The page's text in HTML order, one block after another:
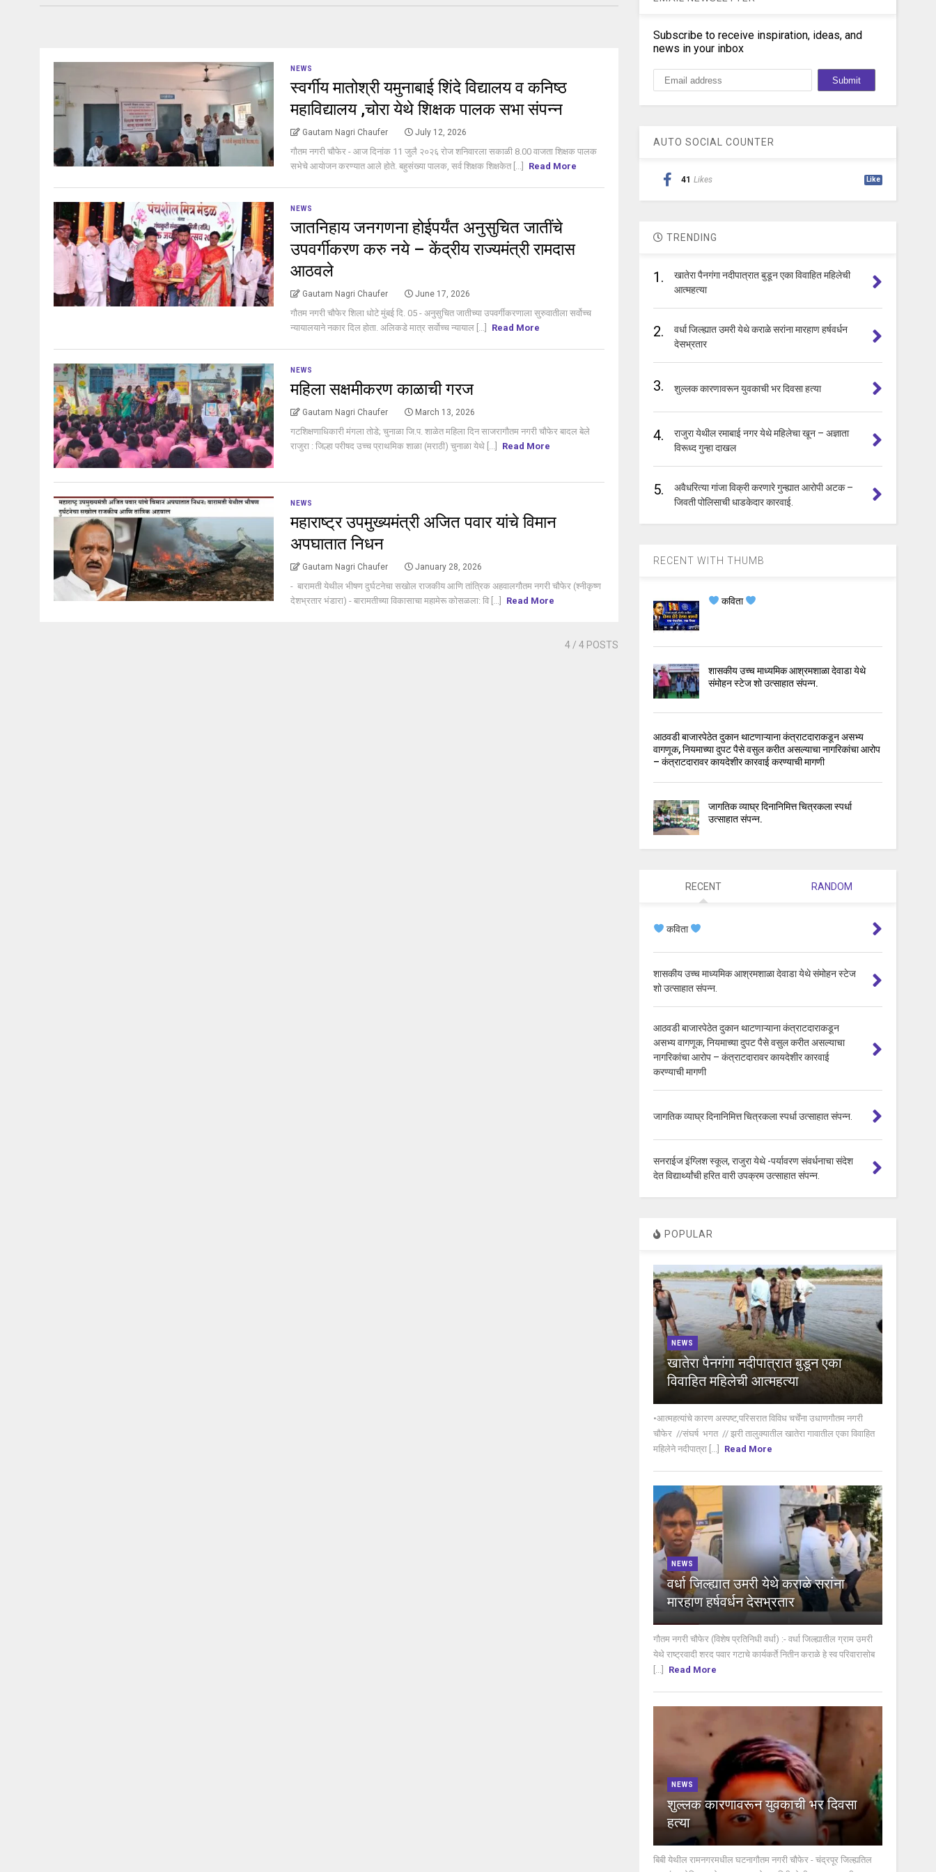
NEWS
स्वर्गीय मातोश्री यमुनाबाई शिंदे विद्यालय व कनिष्ठ
महाविद्यालय ,चोरा येथे शिक्षक पालक सभा संपन्न
Gautam Nagri Chaufer July 12, 2026
गौतम नगरी चौफेर - आज दिनांक 11 जुलै २०२६ रोज शनिवारला सकाळी 8.00 वाजता शिक्षक पालक
सभेचे आयोजन करण्यात आले होते. बहुसंख्या पालक, सर्व शिक्षक शिक्षकेत [...]
Read More
NEWS
जातनिहाय जनगणना होईपर्यंत अनुसुचित जातींचे
उपवर्गीकरण करु नये – केंद्रीय राज्यमंत्री रामदास
आठवले
Gautam Nagri Chaufer June 17, 2026
गौतम नगरी चौफेर शिला धोटे मुंबई दि. 05 - अनुसुचित जातीच्या उपवर्गीकरणाला सुरुवातीला सर्वोच्च
न्यायालयाने नकार दिल होता. अलिकडे मात्र सर्वोच्च न्यायाल [...]
Read More
NEWS
महिला सक्षमीकरण काळाची गरज
Gautam Nagri Chaufer March 13, 2026
गटशिक्षणाधिकारी मंगला तोडे; चुनाळा जि.प. शाळेत महिला दिन साजरागौतम नगरी चौफेर बादल बेले
राजुरा : जिल्हा परीषद उच्च प्राथमिक शाळा (मराठी) चुनाळा येथे [...]
Read More
NEWS
महाराष्ट्र उपमुख्यमंत्री अजित पवार यांचे विमान
अपघातात निधन
Gautam Nagri Chaufer January 28, 2026
- बारामती येथील भीषण दुर्घटनेचा सखोल राजकीय आणि तांत्रिक अहवालगौतम नगरी चौफेर (श्नीकृष्ण
देशभ्रतार भंडारा) - बारामतीच्या विकासाचा महामेरू कोसळला: वि [...]
Read More
4 / 4 POSTS
Subscribe to receive inspiration, ideas, and
news in your inbox
AUTO SOCIAL COUNTER
41 Likes Like
TRENDING
1.
खातेरा पैनगंगा नदीपात्रात बुडून एका विवाहित महिलेची
आत्महत्या
2.
वर्धा जिल्ह्यात उमरी येथे कराळे सरांना मारहाण हर्षवर्धन
देसभ्रतार
3. शुल्लक कारणावरून युवकाची भर दिवसा हत्या
4.
राजुरा येथील रमाबाई नगर येथे महिलेचा खून – अज्ञाता
विरूध्द गुन्हा दाखल
5.
अवैधरित्या गांजा विक्री करणारे गुन्ह्यात आरोपी अटक –
जिवती पोलिसाची धाडकेदार कारवाई.
RECENT WITH THUMB
कविता
शासकीय उच्च माध्यमिक आश्रमशाळा देवाडा येथे
संमोहन स्टेज शो उत्साहात संपन्न.
आठवडी बाजारपेठेत दुकान थाटणाऱ्याना कंत्राटदाराकडून असभ्य
वागणूक, नियमाच्या दुपट पैसे वसुल करीत असल्याचा नागरिकांचा आरोप
– कंत्राटदारावर कायदेशीर कारवाई करण्याची मागणी
जागतिक व्याघ्र दिनानिमित्त चित्रकला स्पर्धा
उत्साहात संपन्न.
RECENT RANDOM
कविता
शासकीय उच्च माध्यमिक आश्रमशाळा देवाडा येथे संमोहन स्टेज
शो उत्साहात संपन्न.
आठवडी बाजारपेठेत दुकान थाटणाऱ्याना कंत्राटदाराकडून
असभ्य वागणूक, नियमाच्या दुपट पैसे वसुल करीत असल्याचा
नागरिकांचा आरोप – कंत्राटदारावर कायदेशीर कारवाई
करण्याची मागणी
जागतिक व्याघ्र दिनानिमित्त चित्रकला स्पर्धा उत्साहात संपन्न.
सनराईज इंग्लिश स्कूल, राजुरा येथे -पर्यावरण संवर्धनाचा संदेश
देत विद्यार्थ्यांची हरित वारी उपक्रम उत्साहात संपन्न.
POPULAR
NEWS
खातेरा पैनगंगा नदीपात्रात बुडून एका
विवाहित महिलेची आत्महत्या
•आत्महत्यांचे कारण अस्पष्ट,परिसरात विविध चर्चेंना उधाणगौतम नगरी
चौफेर //संघर्ष भगत // झरी तालुक्यातील खातेरा गावातील एका विवाहित
महिलेने नदीपात्रा [...]
Read More
NEWS
वर्धा जिल्ह्यात उमरी येथे कराळे सरांना
मारहाण हर्षवर्धन देसभ्रतार
गौतम नगरी चौफेर (विशेष प्रतिनिधी वर्धा) :- वर्धा जिल्ह्यातील ग्राम उमरी
येथे राष्ट्रवादी शरद पवार गटाचे कार्यकर्ते नितीन कराळे हे स्व परिवारासोब
Read More
NEWS
शुल्लक कारणावरून युवकाची भर दिवसा
हत्या
बिबी येथील रामनगरमधील घटनागौतम नगरी चौफेर - चंद्रपूर जिल्ह्यतिल